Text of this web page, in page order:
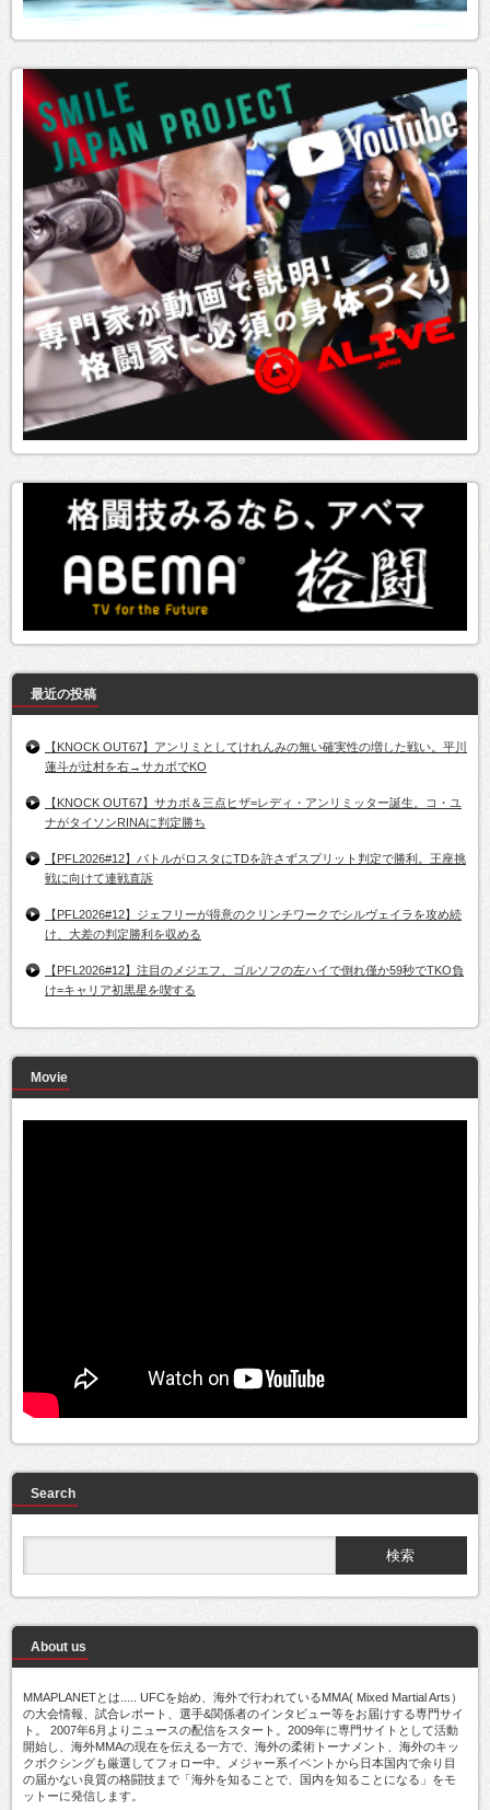
最近の投稿
【KNOCK OUT67】アンリミとしてけれんみの無い確実性の増した戦い。平川
蓮斗が辻村を右→サカボでKO
【KNOCK OUT67】サカボ＆三点ヒザ=レディ・アンリミッター誕生。コ・ユ
ナがタイソンRINAに判定勝ち
【PFL2026#12】バトルがロスタにTDを許さずスプリット判定で勝利。王座挑
戦に向けて連戦直訴
【PFL2026#12】ジェフリーが得意のクリンチワークでシルヴェイラを攻め続
け、大差の判定勝利を収める
【PFL2026#12】注目のメジエフ、ゴルソフの左ハイで倒れ僅か59秒でTKO負
け=キャリア初黒星を喫する
Movie
Search
About us
MMAPLANETとは..... UFCを始め、海外で行われているMMA( Mixed Martial Arts）
の大会情報、試合レポート、選手&関係者のインタビュー等をお届けする専門サイ
ト。 2007年6月よりニュースの配信をスタート。2009年に専門サイトとして活動
開始し、海外MMAの現在を伝える一方で、海外の柔術トーナメント、海外のキッ
クボクシングも厳選してフォロー中。メジャー系イベントから日本国内で余り目
の届かない良質の格闘技まで「海外を知ることで、国内を知ることになる」をモ
ットーに発信します。